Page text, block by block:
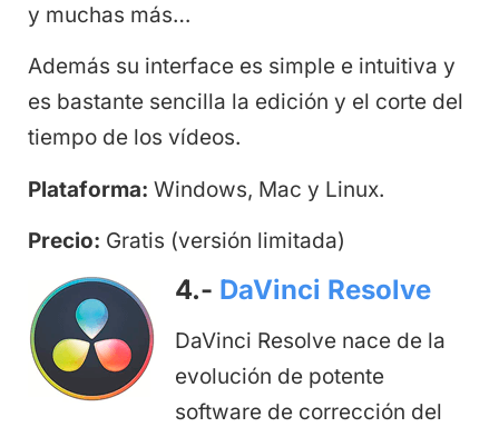
y muchas más…
Además su interface es simple e intuitiva y
es bastante sencilla la edición y el corte del
tiempo de los vídeos.
Plataforma: Windows, Mac y Linux.
Precio: Gratis (versión limitada)
4.- DaVinci Resolve
DaVinci Resolve nace de la
evolución de potente
software de corrección del